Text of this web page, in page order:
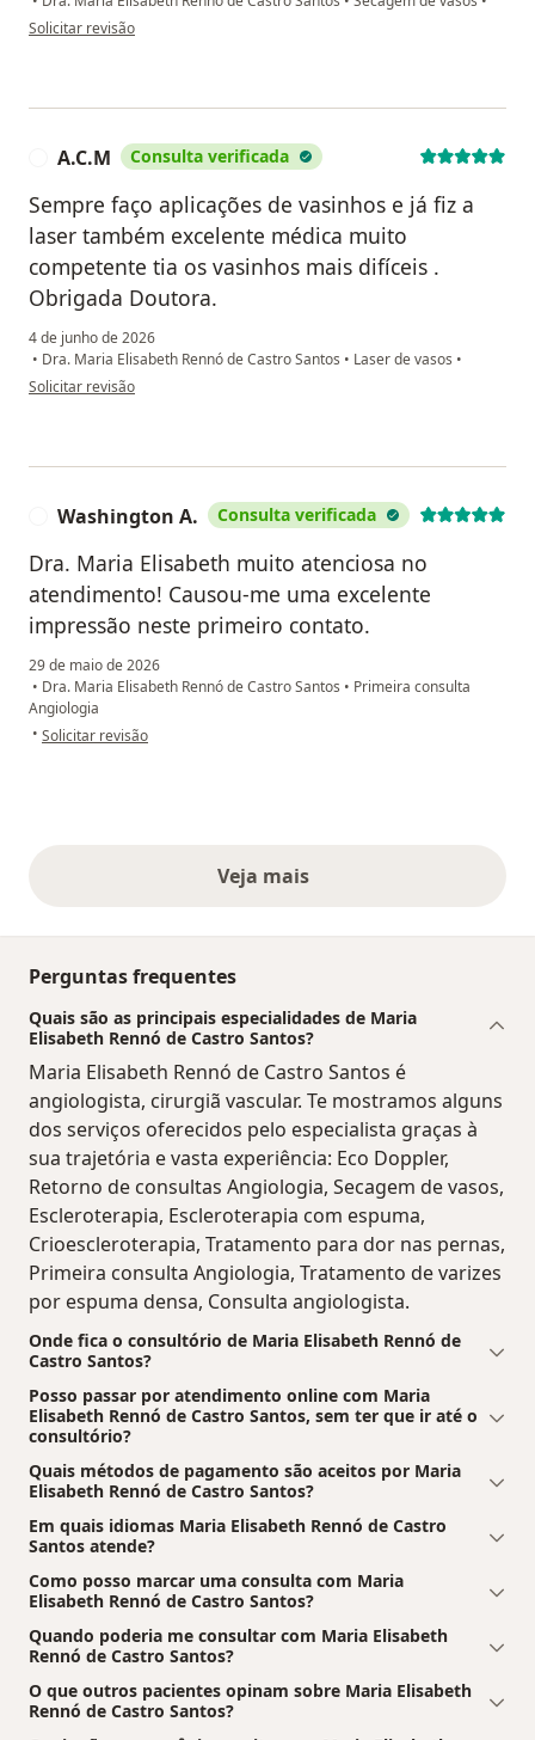
na opinião do utilizador Shirley Tiote
Solicitar revisão
A.C.M Consulta verificada
Sempre faço aplicações de vasinhos e já fiz a
laser também excelente médica muito
competente tia os vasinhos mais difíceis .
Obrigada Doutora.
4 de junho de 2026
• Dra. Maria Elisabeth Rennó de Castro Santos • Laser de vasos •
na opinião do utilizador A.C.M
Solicitar revisão
Washington A. Consulta verificada
Dra. Maria Elisabeth muito atenciosa no
atendimento! Causou-me uma excelente
impressão neste primeiro contato.
29 de maio de 2026
• Dra. Maria Elisabeth Rennó de Castro Santos • Primeira consulta
Angiologia
• na opinião do utilizador Washington A.
Solicitar revisão
Veja maisopiniões acima
Perguntas frequentes
Quais são as principais especialidades de Maria
Elisabeth Rennó de Castro Santos?
Maria Elisabeth Rennó de Castro Santos é
angiologista, cirurgiã vascular. Te mostramos alguns
dos serviços oferecidos pelo especialista graças à
sua trajetória e vasta experiência: Eco Doppler,
Retorno de consultas Angiologia, Secagem de vasos,
Escleroterapia, Escleroterapia com espuma,
Crioescleroterapia, Tratamento para dor nas pernas,
Primeira consulta Angiologia, Tratamento de varizes
por espuma densa, Consulta angiologista.
Onde fica o consultório de Maria Elisabeth Rennó de
Castro Santos?
Posso passar por atendimento online com Maria
Elisabeth Rennó de Castro Santos, sem ter que ir até o
consultório?
Quais métodos de pagamento são aceitos por Maria
Elisabeth Rennó de Castro Santos?
Em quais idiomas Maria Elisabeth Rennó de Castro
Santos atende?
Como posso marcar uma consulta com Maria
Elisabeth Rennó de Castro Santos?
Quando poderia me consultar com Maria Elisabeth
Rennó de Castro Santos?
O que outros pacientes opinam sobre Maria Elisabeth
Rennó de Castro Santos?